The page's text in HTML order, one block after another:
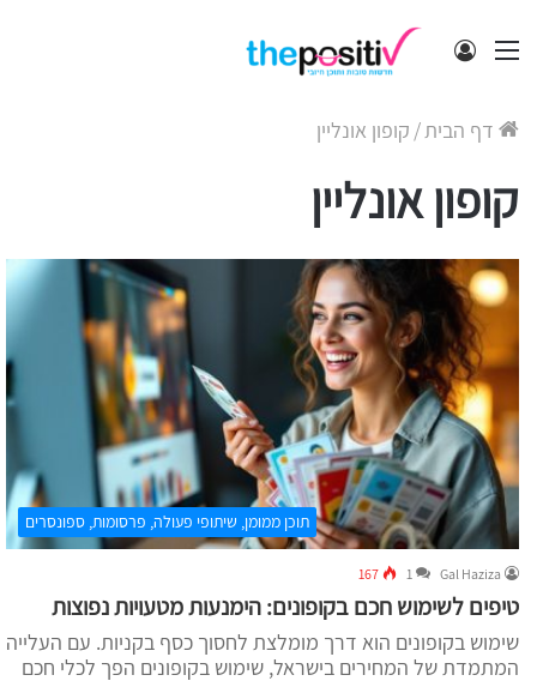
תפריט התחבר
דף הבית/ קופון אונליין
קופון אונליין
תוכן ממומן, שיתופי פעולה, פרסומות, ספונסרים
Gal Haziza
1
167
טיפים לשימוש חכם בקופונים: הימנעות מטעויות נפוצות
שימוש בקופונים הוא דרך מומלצת לחסוך כסף בקניות. עם העלייה
המתמדת של המחירים בישראל, שימוש בקופונים הפך לכלי חכם